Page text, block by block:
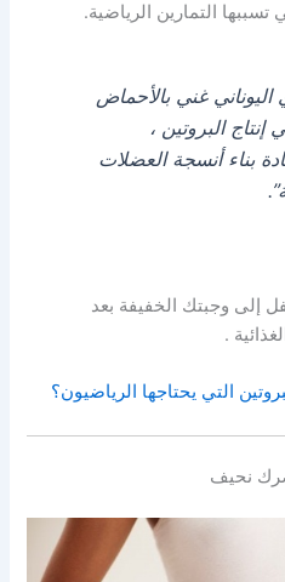
تسببها التمارين الرياضية.
اليوناني غني بالأحماض
إنتاج البروتين ،
بناء أنسجة العضلات
إلى وجبتك الخفيفة بعد
.
التي يحتاجها الرياضيون؟
نحيف